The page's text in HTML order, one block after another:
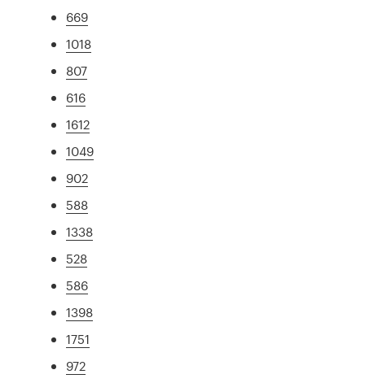
669
1018
807
616
1612
1049
902
588
1338
528
586
1398
1751
972